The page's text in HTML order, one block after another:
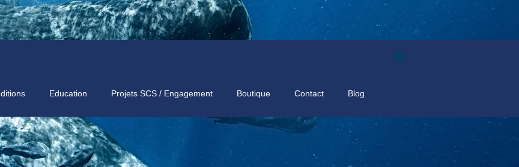
Education Projets SCS / Engagement Boutique Contact Blog